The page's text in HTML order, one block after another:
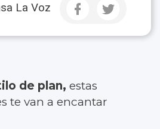
La Voz
de plan, estas
te van a encantar